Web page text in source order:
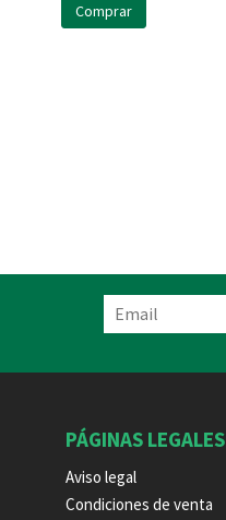
Comprar
PÁGINAS LEGALES
Aviso legal
Condiciones de venta